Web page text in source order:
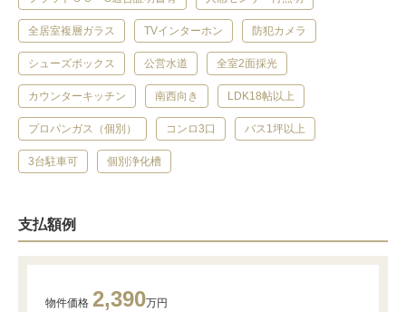
全居室複層ガラス TVインターホン 防犯カメラ
シューズボックス 公営水道 全室2面採光
カウンターキッチン 南西向き LDK18帖以上
プロパンガス（個別） コンロ3口 バス1坪以上
3台駐車可 個別浄化槽
支払額例
物件価格 2,390万円